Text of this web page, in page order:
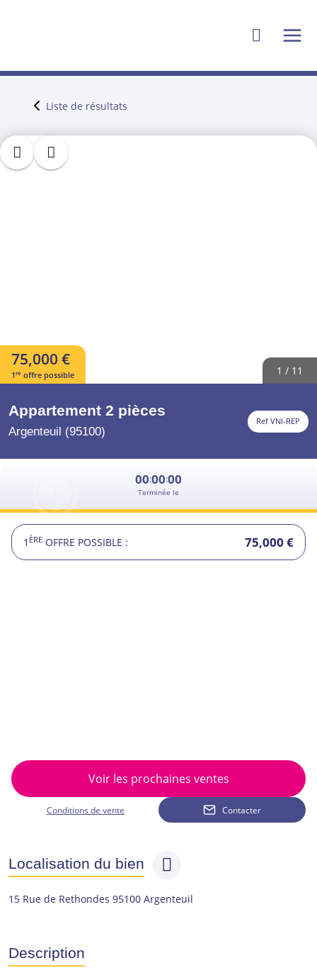
Liste de résultats
1 / 11
75,000 €
1re offre possible
Appartement 2 pièces
Argenteuil (95100)
Ref VNI-REP
00:00:00
Terminée le
1 ÈRE OFFRE POSSIBLE : 75,000 €
Voir les prochaines ventes
Conditions de vente Contacter
Localisation du bien
15 Rue de Rethondes 95100 Argenteuil
Description